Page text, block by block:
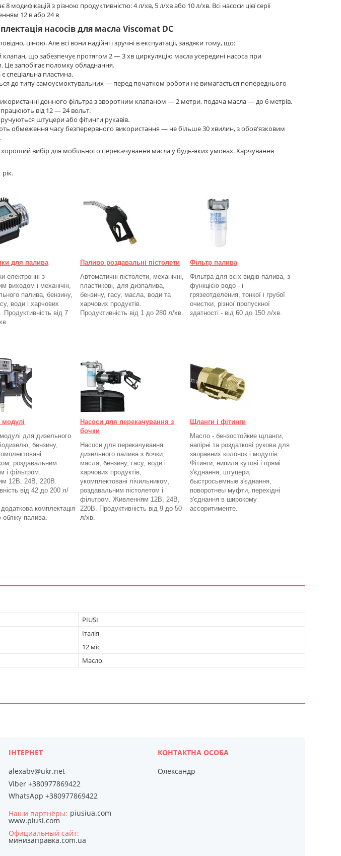
модифікацій з різною продуктивністю: 4 л/хв, 5 л/хв або 10 л/хв. Всі насоси цієї серії
12 в або 24 в
насосів для масла Viscomat DC
ціною. Але всі вони надійні і зручні в експуатаціі, завдяки тому, що:
що забезпечує протягом 2 — 3 хв циркуляцію масла усередині насоса при
Це запобігає поломку обладнання.
спеціальна пластина.
до типу самоусмоктувальних — перед початком роботи не вимагається попереднього
донного фільтра з зворотним клапаном — 2 метри, подача масла — до 6 метрів.
від 12 — 24 вольт.
штуцери або фітинги рукавів.
обмеження часу безперервного використання — не більше 30 хвилин, з обов'язковим
вибір для мобільного перекачування масла у будь-яких умовах. Харчування
для палива
електронні з
виходом і механічні,
палива, бензину,
води і харчових
Продуктивність від 7
Паливо роздавальні пістолети
Автоматичні пістолети, механічні,
пластикові, для дизпалива,
бензину, гасу, масла, води та
харчових продуктів.
Продуктивність від 1 до 280 л/хв.
Фільтр палива
Фільтра для всіх видів палива, з
функцією водо - і
грязеотделения, тонкої і грубої
очистки, різної пропускної
здатності - від 60 до 150 л/хв
модулі
для дизельного
бензину,
роздавальним
і фільтром.
12В, 24В, 220В.
від 42 до 200 л/
комплектація
палива.
Насоси для перекачування з
бочки
Насоси для перекачування
дизельного палива з бочки,
масла, бензину, гасу, води і
харчових продуктів,
укомплектовані лічильником,
роздавальним пістолетом і
фільтром. Живленням 12В, 24В,
220В. Продуктивність від 9 до 50
л/хв.
Щланги і фітинги
Масло - бензостойкие щланги,
напірні та роздаткові рукова для
заправних колонок і модулів.
Фітинги, нипиля кутові і прямі
з'єднання, штуцери,
быстросьемные з'єднання,
поворотнеы муфти, перехідні
з'єднання в широкому
ассоритименте.
PIUSI
Італія
12 міс
Масло
alexabv@ukr.net
Viber +380977869422
WhatsApp +380977869422
Наши партнёры piusiua.com
www.piusi.com
Официальный сайт
минизаправка.com.ua
Олександр